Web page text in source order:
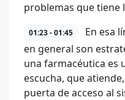
problemas que tiene
01:23 - 01:45
En esa
en general son
una farmacéutica es
escucha, que
puerta de acceso al